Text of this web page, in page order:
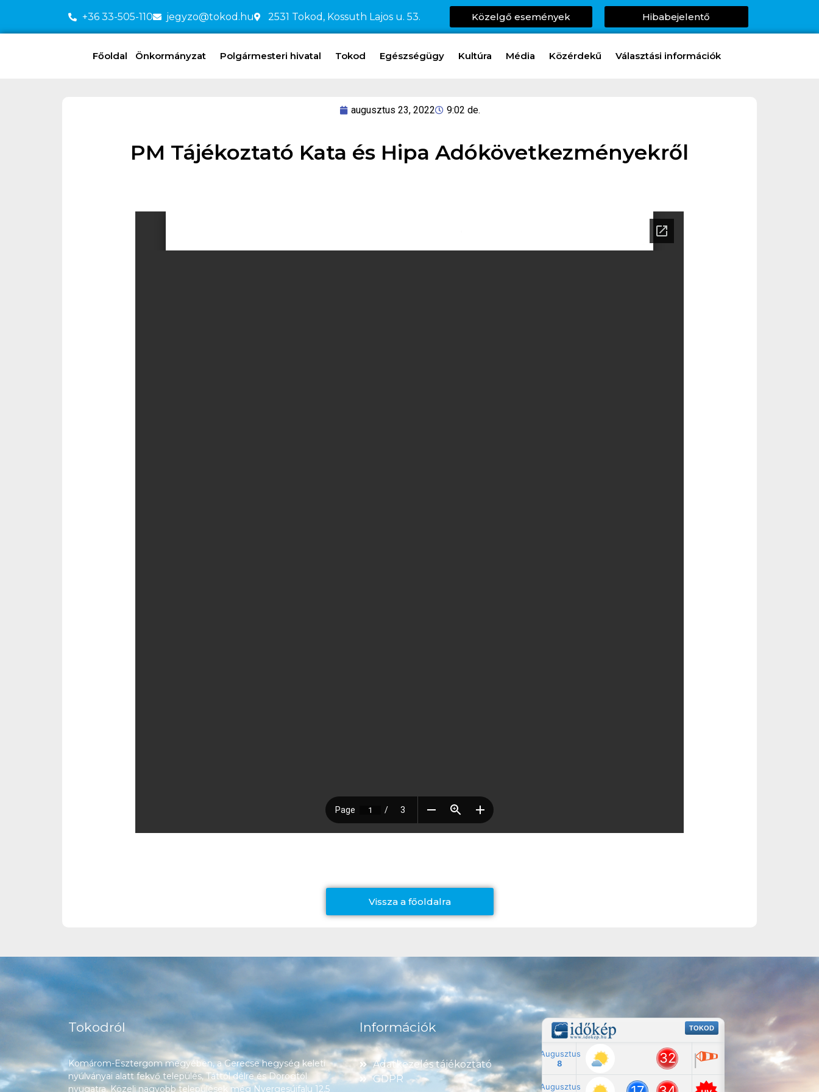
+36 33-505-110 jegyzo@tokod.hu 2531 Tokod, Kossuth Lajos u. 53. Közelgő események Hibabejelentő
Főoldal Önkormányzat Polgármesteri hivatal Tokod Egészségügy Kultúra Média Közérdekű Választási információk
augusztus 23, 2022 9:02 de.
PM Tájékoztató Kata és Hipa Adókövetkezményekről
Vissza a főoldalra
Tokodról
Komárom-Esztergom megyében, a Gerecse hegység keleti
nyúlványai alatt fekvő település, Táttól délre és Dorogtól
nyugatra. Közeli nagyobb települések még Nyergesújfalu 12,5
Információk
Adatkezelés tájékoztató
GDPR